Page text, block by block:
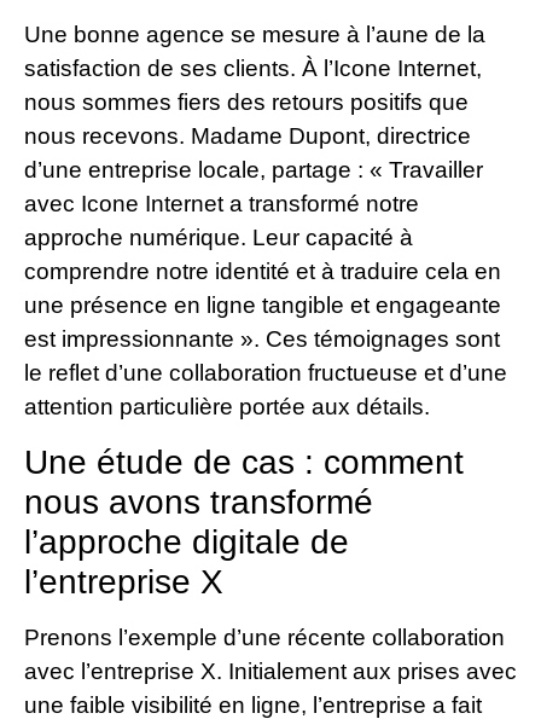
Une bonne agence se mesure à l’aune de la
satisfaction de ses clients. À l’Icone Internet,
nous sommes fiers des retours positifs que
nous recevons. Madame Dupont, directrice
d’une entreprise locale, partage : « Travailler
avec Icone Internet a transformé notre
approche numérique. Leur capacité à
comprendre notre identité et à traduire cela en
une présence en ligne tangible et engageante
est impressionnante ». Ces témoignages sont
le reflet d’une collaboration fructueuse et d’une
attention particulière portée aux détails.
Une étude de cas : comment
nous avons transformé
l’approche digitale de
l’entreprise X
Prenons l’exemple d’une récente collaboration
avec l’entreprise X. Initialement aux prises avec
une faible visibilité en ligne, l’entreprise a fait